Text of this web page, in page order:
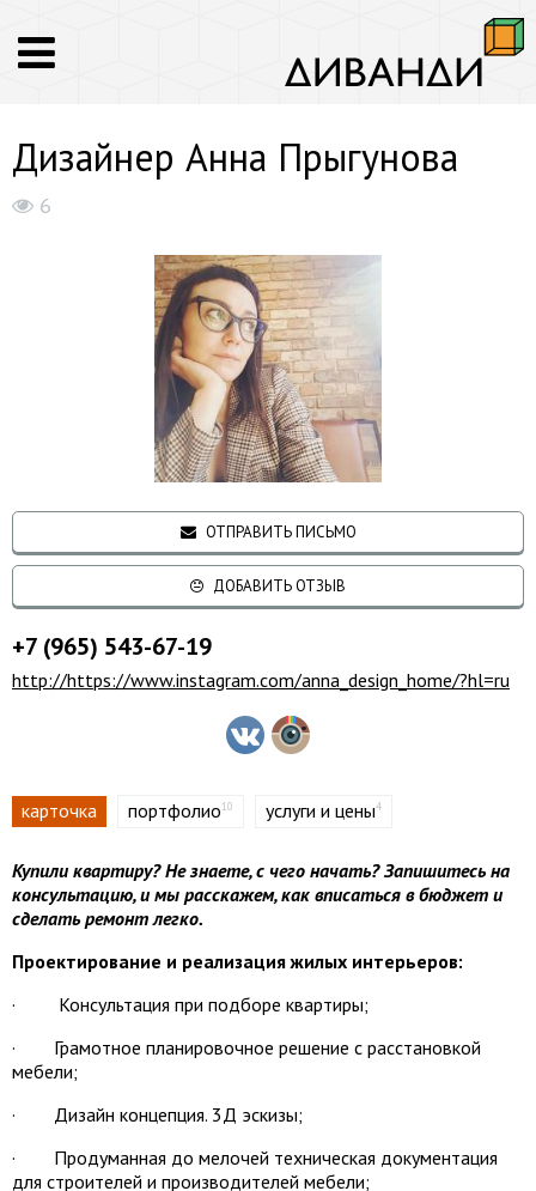
Дизайнер Анна Прыгунова
6
ОТПРАВИТЬ ПИСЬМО
ДОБАВИТЬ ОТЗЫВ
+7 (965) 543-67-19
http://https://www.instagram.com/anna_design_home/?hl=ru
карточка портфолио10 услуги и цены4
Купили квартиру? Не знаете, с чего начать? Запишитесь на
консультацию, и мы расскажем, как вписаться в бюджет и
сделать ремонт легко.
Проектирование и реализация жилых интерьеров:
· Консультация при подборе квартиры;
· Грамотное планировочное решение с расстановкой
мебели;
· Дизайн концепция. 3Д эскизы;
· Продуманная до мелочей техническая документация
для строителей и производителей мебели;